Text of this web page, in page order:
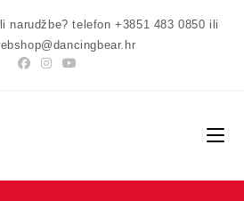
narudžbe? telefon +3851 483 0850 ili